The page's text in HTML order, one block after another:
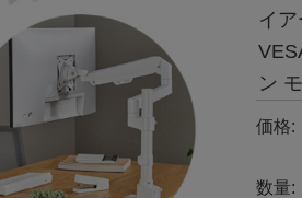
イ
ン
価格:
数量: